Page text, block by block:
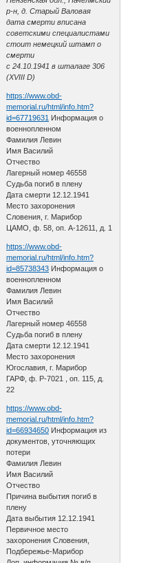
р-н, д. Старый Валовая
дата смерти вписана
советскими специалистами
стоит немецкий штамп о
смерти
с 24.10.1941 в шталаге 306
(XVIII D)
https://www.obd-
memorial.ru/html/info.htm?
id=67719631 Информация о
военнопленном
Фамилия Левин
Имя Василий
Отчество
Лагерный номер 46558
Судьба погиб в плену
Дата смерти 12.12.1941
Место захоронения
Словения, г. Марибор
ЦАМО, ф. 58, оп. A-12611, д. 1
https://www.obd-
memorial.ru/html/info.htm?
id=85738343 Информация о
военнопленном
Фамилия Левин
Имя Василий
Отчество
Лагерный номер 46558
Судьба погиб в плену
Дата смерти 12.12.1941
Место захоронения
Югославия, г. Марибор
ГАРФ, ф. Р-7021 , оп. 115, д.
22
https://www.obd-
memorial.ru/html/info.htm?
id=66934650 Информация из
документов, уточняющих
потери
Фамилия Левин
Имя Василий
Отчество
Причина выбытия погиб в
плену
Дата выбытия 12.12.1941
Первичное место
захоронения Словения,
Подбережье-Марибор